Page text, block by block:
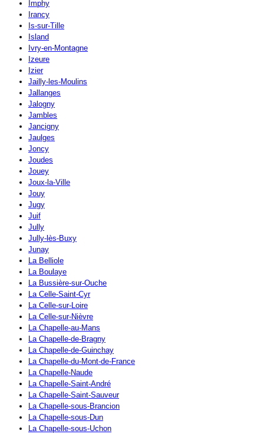
Imphy
Irancy
Is-sur-Tille
Island
Ivry-en-Montagne
Izeure
Izier
Jailly-les-Moulins
Jallanges
Jalogny
Jambles
Jancigny
Jaulges
Joncy
Joudes
Jouey
Joux-la-Ville
Jouy
Jugy
Juif
Jully
Jully-lès-Buxy
Junay
La Belliole
La Boulaye
La Bussière-sur-Ouche
La Celle-Saint-Cyr
La Celle-sur-Loire
La Celle-sur-Nièvre
La Chapelle-au-Mans
La Chapelle-de-Bragny
La Chapelle-de-Guinchay
La Chapelle-du-Mont-de-France
La Chapelle-Naude
La Chapelle-Saint-André
La Chapelle-Saint-Sauveur
La Chapelle-sous-Brancion
La Chapelle-sous-Dun
La Chapelle-sous-Uchon